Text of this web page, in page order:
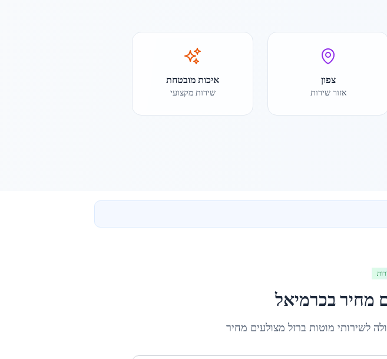
צפון
אזור שירות
איכות מובטחת
שירות מקצועי
מחירבכרמיאל
לשירותי מוטות ברזל מצולעים מחיר